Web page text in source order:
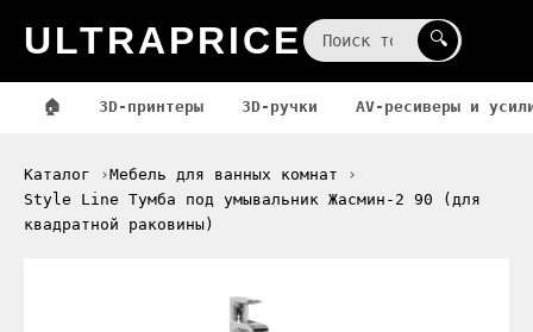
ULTRAPRICE 🔍
🏠 3D-принтеры 3D-ручки AV-ресиверы и
Каталог
Мебель для ванных комнат
Style Line Тумба под умывальник Жасмин-2 90 (для
квадратной раковины)